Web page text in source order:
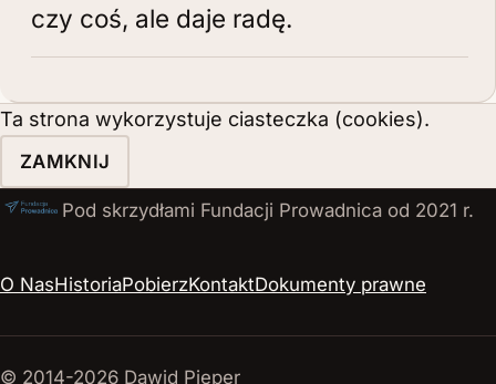
czy coś, ale daje radę.
Ta strona wykorzystuje ciasteczka (cookies).
ZAMKNIJ
Pod skrzydłami Fundacji Prowadnica od 2021 r.
O NasHistoriaPobierzKontaktDokumenty prawne
© 2014-2026 Dawid Pieper